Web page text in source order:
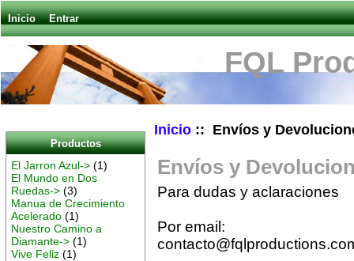
Inicio Entrar
FQL
Productos
El Jarron Azul-> (1)
El Mundo en Dos
Ruedas-> (3)
Manua de Crecimiento
Acelerado (1)
Nuestro Camino a
Diamante-> (1)
Vive Feliz (1)
Inicio :: Envíos y
Envíos y
Para dudas y aclaraciones
Por email: